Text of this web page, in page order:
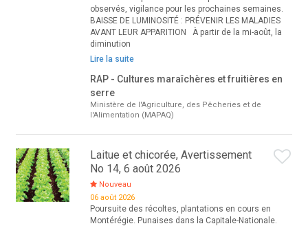
observés, vigilance pour les prochaines semaines.
BAISSE DE LUMINOSITÉ : PRÉVENIR LES MALADIES
AVANT LEUR APPARITION À partir de la mi-août, la
diminution
Lire la suite
RAP - Cultures maraîchères et fruitières en
serre
Ministère de l'Agriculture, des Pêcheries et de
l'Alimentation (MAPAQ)
Laitue et chicorée, Avertissement
No 14, 6 août 2026
Nouveau
06 août 2026
Poursuite des récoltes, plantations en cours en
Montérégie. Punaises dans la Capitale-Nationale.